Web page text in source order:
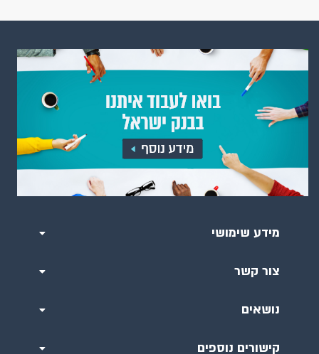
מידע שימושי
צור קשר
נושאים
קישורים נוספים